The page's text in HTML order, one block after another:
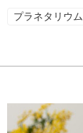
プラネタリウ